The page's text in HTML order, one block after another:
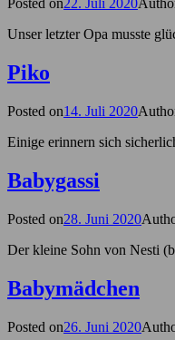
Posted on22. Juli 2020
Unser letzter Opa musste
Piko
Posted on14. Juli 2020
Einige erinnern sich
Babygassi
Posted on28. Juni 2020
Der kleine Sohn von Nesti
Babymädchen
Posted on26. Juni 2020